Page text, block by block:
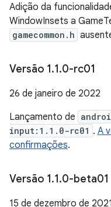
Adição da
WindowInsets a
gamecommon.h
Versão 1.1.0-rc01
26 de janeiro de 2022
Lançamento de
input:1.1.0-rc01 . A
confirmações.
Versão 1.1.0-beta01
15 de dezembro de 2021